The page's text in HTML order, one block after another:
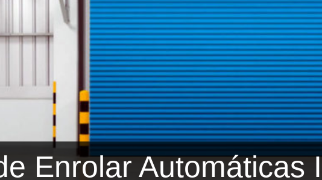
Enrolar Automáticas